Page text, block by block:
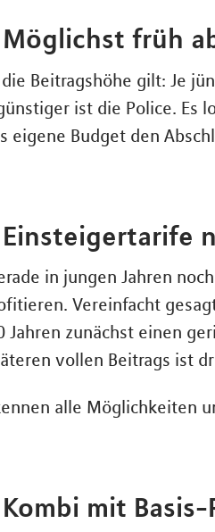
früh
Beitragshöhe gilt: Je
ist die Police. Es
eigene Budget den
in jungen Jahren
Vereinfacht
Jahren zunächst einen
vollen Beitrags ist
alle Möglichkeiten
mit